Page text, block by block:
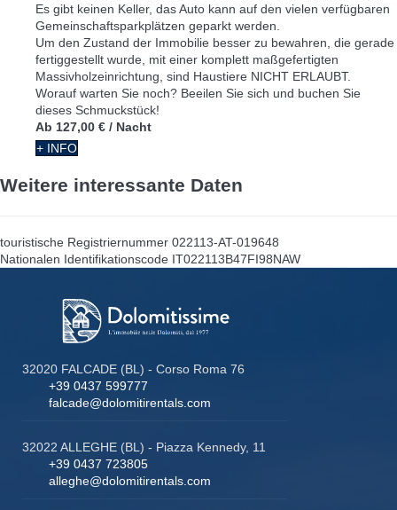
Es gibt keinen Keller, das Auto kann auf den vielen verfügbaren
Gemeinschaftsparkplätzen geparkt werden.
Um den Zustand der Immobilie besser zu bewahren, die gerade
fertiggestellt wurde, mit einer komplett maßgefertigten
Massivholzeinrichtung, sind Haustiere NICHT ERLAUBT.
Worauf warten Sie noch? Beeilen Sie sich und buchen Sie
dieses Schmuckstück!
Ab 127,00 € / Nacht
+ INFO
Weitere interessante Daten
touristische Registriernummer 022113-AT-019648
Nationalen Identifikationscode IT022113B47FI98NAW
32020 FALCADE (BL) - Corso Roma 76
+39 0437 599777
falcade@dolomitirentals.com
32022 ALLEGHE (BL) - Piazza Kennedy, 11
+39 0437 723805
alleghe@dolomitirentals.com